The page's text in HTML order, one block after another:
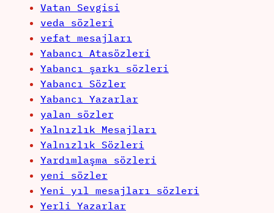
Vatan Sevgisi
veda sözleri
vefat mesajları
Yabancı Atasözleri
Yabancı şarkı sözleri
Yabancı Sözler
Yabancı Yazarlar
yalan sözler
Yalnızlık Mesajları
Yalnızlık Sözleri
Yardımlaşma sözleri
yeni sözler
Yeni yıl mesajları sözleri
Yerli Yazarlar